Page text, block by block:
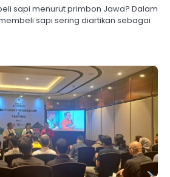
sapi menurut primbon Jawa? Dalam
sapi sering diartikan sebagai